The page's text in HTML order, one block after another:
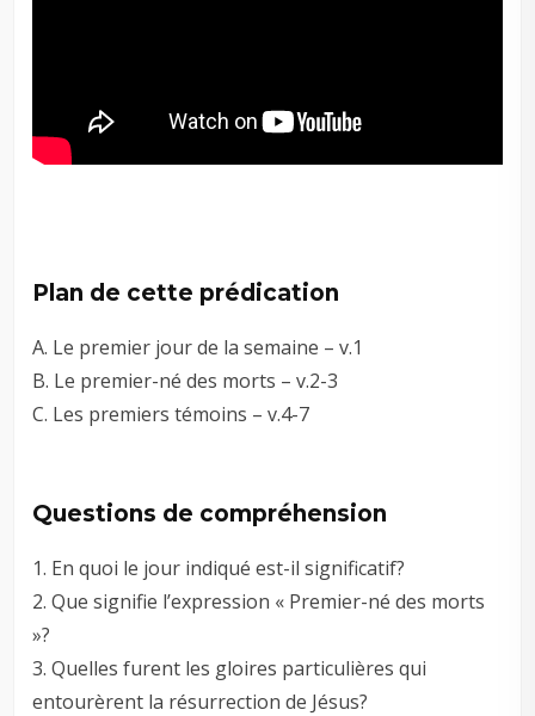
Plan de cette prédication
A. Le premier jour de la semaine – v.1
B. Le premier-né des morts – v.2-3
C. Les premiers témoins – v.4-7
Questions de compréhension
1. En quoi le jour indiqué est-il significatif?
2. Que signifie l’expression « Premier-né des morts
»?
3. Quelles furent les gloires particulières qui
entourèrent la résurrection de Jésus?